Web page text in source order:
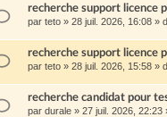
recherche support licence
par teto » 28 juil. 2026, 16:08 »
recherche support licence
par teto » 28 juil. 2026, 15:58 »
recherche candidat pour
par durale » 27 juil. 2026, 22:23